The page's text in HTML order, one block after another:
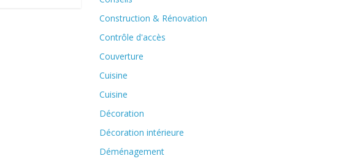
Construction & Rénovation
Contrôle d'accès
Couverture
Cuisine
Cuisine
Décoration
Décoration intérieure
Déménagement